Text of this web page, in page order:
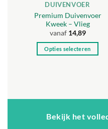
op
de
DUIVENVOER
Premium Duivenvoer
Kweek – Vlieg
vanaf 14,89
Opties selecteren
Deze
Bekijk het